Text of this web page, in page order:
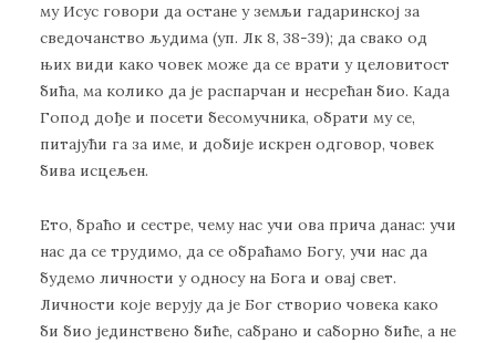
му Исус говори да остане у земљи гадаринској за
сведочанство људима (уп. Лк 8, 38-39); да свако од
њих види како човек може да се врати у целовитост
бића, ма колико да је распарчан и несрећан био. Када
Гопод дође и посети бесомучника, обрати му се,
питајући га за име, и добије искрен одговор, човек
бива исцељен.
Ето, браћо и сестре, чему нас учи ова прича данас: учи
нас да се трудимо, да се обраћамо Богу, учи нас да
будемо личности у односу на Бога и овај свет.
Личности које верују да је Бог створио човека како
би био јединствено биће, сабрано и саборно биће, а не